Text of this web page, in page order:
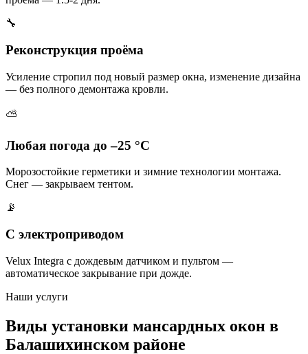
🔧
Реконструкция проёма
Усиление стропил под новый размер окна, изменение дизайна
— без полного демонтажа кровли.
⛅
Любая погода до –25 °C
Морозостойкие герметики и зимние технологии монтажа.
Снег — закрываем тентом.
📡
С электроприводом
Velux Integra с дождевым датчиком и пультом —
автоматическое закрывание при дожде.
Наши услуги
Виды установки мансардных окон в
Балашихинском районе